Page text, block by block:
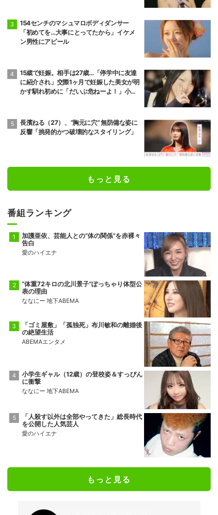
154センチのマシュマロボディダンサー
「初めてを…大事にとってたから」イケメ
ン男性にアピール
15歳で妊娠。相手は27歳…「停学中に友達
に紹介され」交際1ヶ月で妊娠した美女が明
かす馴れ初めに「だいぶ危ねーよ！」小森
長濱ねる（27）、“胸元に穴” 無防備な姿に
反響「挑発的かつ破壊的なスタイリング」
もっと見る
番組ランキング
加護亜依、芸能人との“体の関係”を赤裸々
告白
愛のハイエナ
“体重72キロの北川景子”ぽっちゃり体型公
表の理由
ななにー 地下ABEMA
「ゴミ屋敷」「孤独死」布川敏和の離婚後
の絶望生活
ABEMAエンタメ
小学生ギャル（12歳）の登校姿＆すっぴん
に衝撃
ななにー 地下ABEMA
「人殺す以外は全部やってきた」総長時代
を公開した人気芸人
愛のハイエナ
もっと見る